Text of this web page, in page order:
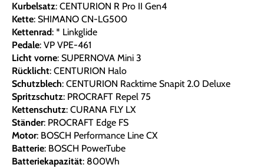
Kurbelsatz: CENTURION R Pro II Gen4
Kette: SHIMANO CN-LG500
Kettenrad: * Linkglide
Pedale: VP VPE-461
Licht vorne: SUPERNOVA Mini 3
Rücklicht: CENTURION Halo
Schutzblech: CENTURION Racktime Snapit 2.0 Deluxe
Spritzschutz: PROCRAFT Repel 75
Kettenschutz: CURANA FLY LX
Ständer: PROCRAFT Edge FS
Motor: BOSCH Performance Line CX
Batterie: BOSCH PowerTube
Batteriekapazität: 800Wh